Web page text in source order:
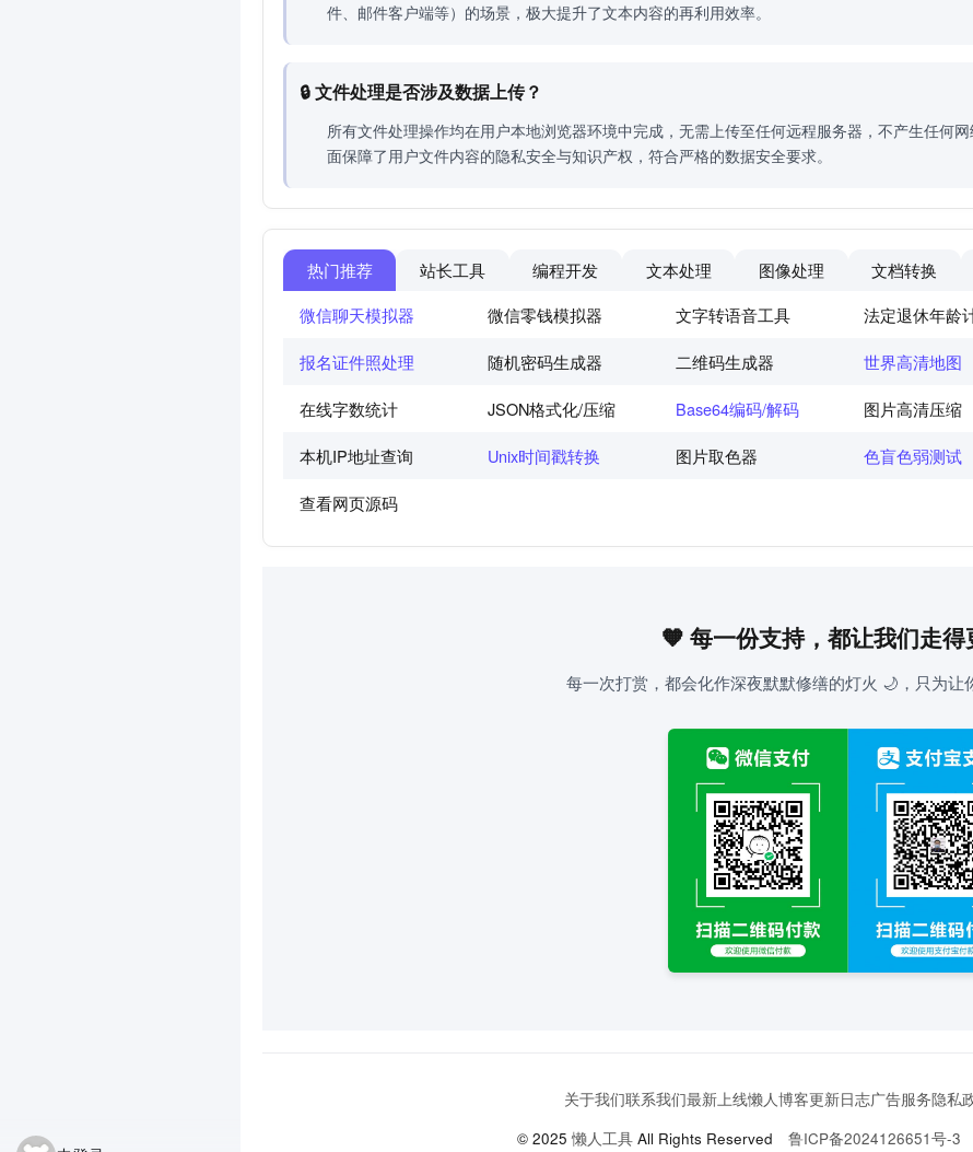
件、邮件客户端等）的场景，极大提升了文本内容的再利用效率。
🔒 文件处理是否涉及数据上传？
所有文件处理操作均在用户本地浏览器环境中完成，无需上传至任何远程服务器，不产生任何
面保障了用户文件内容的隐私安全与知识产权，符合严格的数据安全要求。
热门推荐 站长工具 编程开发 文本处理 图像处理 文档转换
微信聊天模拟器
微信零钱模拟器 文字转语音工具 法定退休年龄
报名证件照处理 随机密码生成器 二维码生成器 世界高清地图
在线字数统计 JSON格式化/压缩 Base64编码/解码 图片高清压缩
本机IP地址查询 Unix时间戳转换 图片取色器 色盲色弱测试
查看网页源码
🧡 每一份支持，都让我们走得
每一次打赏，都会化作深夜默默修缮的灯火 🌙，只为让
关于我们联系我们最新上线懒人博客更新日志广告服务隐私
© 2025懒人工具 All Rights Reserved 鲁ICP备2024126651号-3